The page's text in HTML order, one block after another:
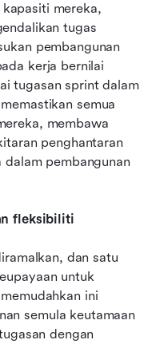
mereka,
tugas
pembangunan
kerja bernilai
tinggi. Struktur jelas bagi senarai tugasan sprint dalam
memastikan semua
membawa
penghantaran
pembangunan
fleksibiliti
dan satu
untuk
memudahkan ini
semula keutamaan
dengan